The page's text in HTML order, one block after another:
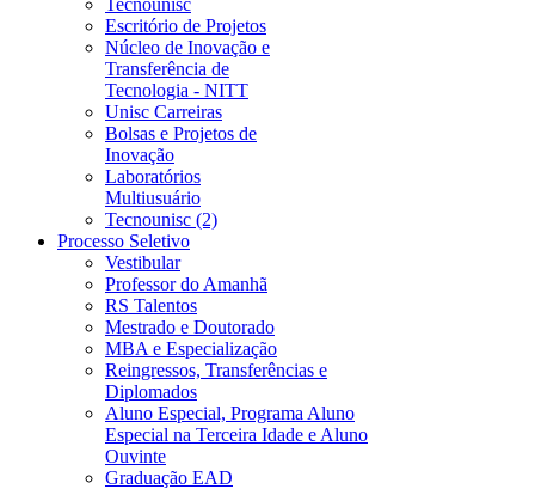
Tecnounisc
Escritório de Projetos
Núcleo de Inovação e
Transferência de
Tecnologia - NITT
Unisc Carreiras
Bolsas e Projetos de
Inovação
Laboratórios
Multiusuário
Tecnounisc (2)
Processo Seletivo
Vestibular
Professor do Amanhã
RS Talentos
Mestrado e Doutorado
MBA e Especialização
Reingressos, Transferências e
Diplomados
Aluno Especial, Programa Aluno
Especial na Terceira Idade e Aluno
Ouvinte
Graduação EAD